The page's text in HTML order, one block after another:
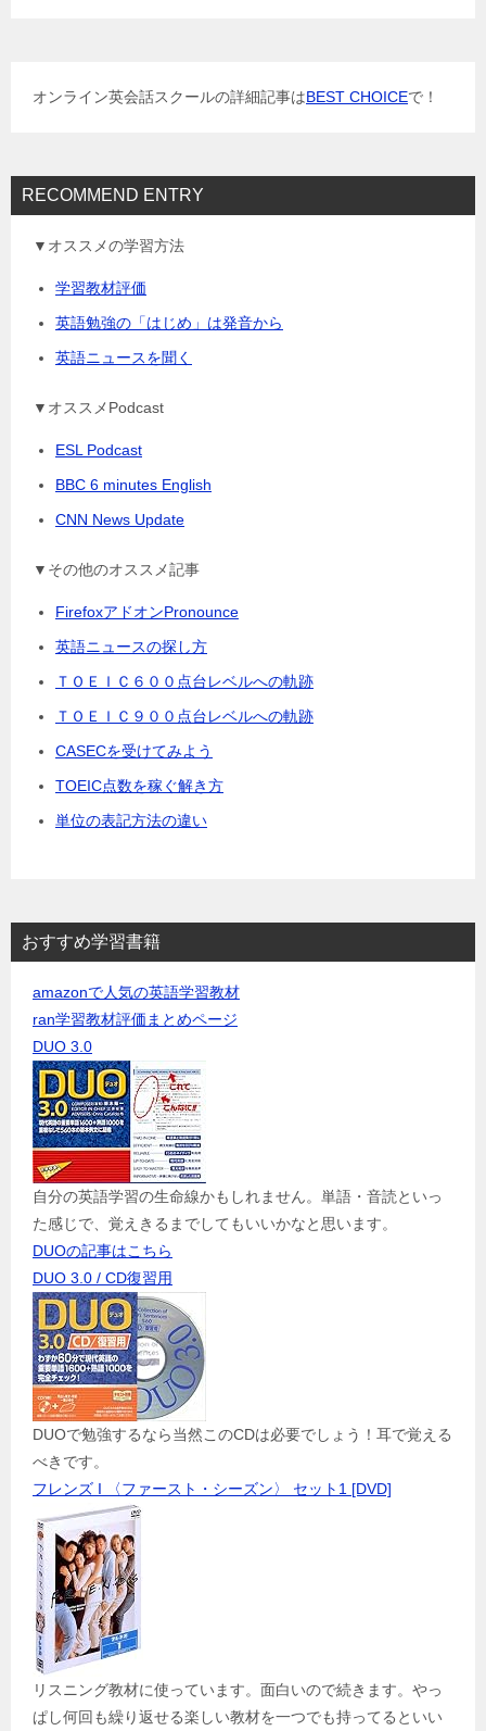
オンライン英会話スクールの詳細記事はBEST CHOICEで！
RECOMMEND ENTRY
▼オススメの学習方法
学習教材評価
英語勉強の「はじめ」は発音から
英語ニュースを聞く
▼オススメPodcast
ESL Podcast
BBC 6 minutes English
CNN News Update
▼その他のオススメ記事
FirefoxアドオンPronounce
英語ニュースの探し方
ＴＯＥＩＣ６００点台レベルへの軌跡
ＴＯＥＩＣ９００点台レベルへの軌跡
CASECを受けてみよう
TOEIC点数を稼ぐ解き方
単位の表記方法の違い
おすすめ学習書籍
amazonで人気の英語学習教材
ran学習教材評価まとめページ
DUO 3.0
自分の英語学習の生命線かもしれません。単語・音読といっ
た感じで、覚えきるまでしてもいいかなと思います。
DUOの記事はこちら
DUO 3.0 / CD復習用
DUOで勉強するなら当然このCDは必要でしょう！耳で覚える
べきです。
フレンズ I 〈ファースト・シーズン〉 セット1 [DVD]
リスニング教材に使っています。面白いので続きます。やっ
ぱし何回も繰り返せる楽しい教材を一つでも持ってるといい